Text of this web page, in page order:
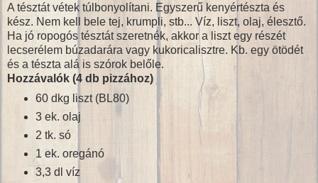
A tésztát vétek túlbonyolítani. Egyszerű kenyértészta és
kész. Nem kell bele tej, krumpli, stb... Víz, liszt, olaj, élesztő.
Ha jó ropogós tésztát szeretnék, akkor a liszt egy részét
lecserélem búzadarára vagy kukoricalisztre. Kb. egy ötödét
és a tészta alá is szórok belőle.
Hozzávalók (4 db pizzához)
60 dkg liszt (BL80)
3 ek. olaj
2 tk. só
1 ek. oregánó
3,3 dl víz